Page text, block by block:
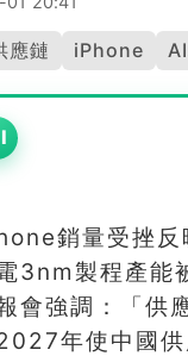
應鏈 iPhone
銷量受挫
3nm製程產能
會強調：「供
年使中國